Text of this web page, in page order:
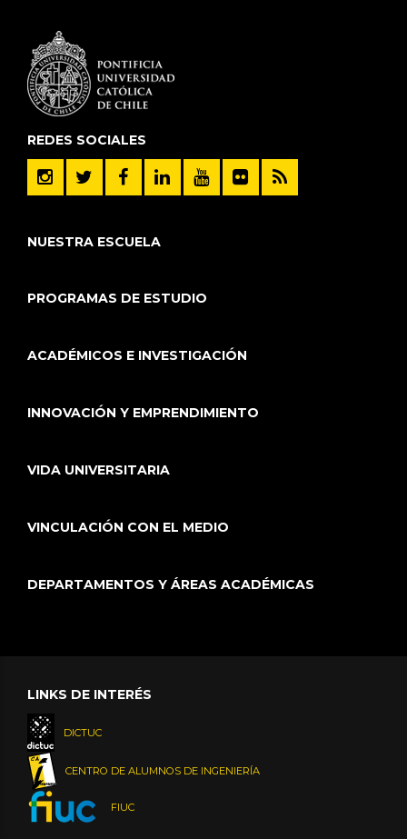
REDES SOCIALES
NUESTRA ESCUELA
PROGRAMAS DE ESTUDIO
ACADÉMICOS E INVESTIGACIÓN
INNOVACIÓN Y EMPRENDIMIENTO
VIDA UNIVERSITARIA
VINCULACIÓN CON EL MEDIO
DEPARTAMENTOS Y ÁREAS ACADÉMICAS
LINKS DE INTERÉS
DICTUC
CENTRO DE ALUMNOS DE INGENIERÍA
FIUC